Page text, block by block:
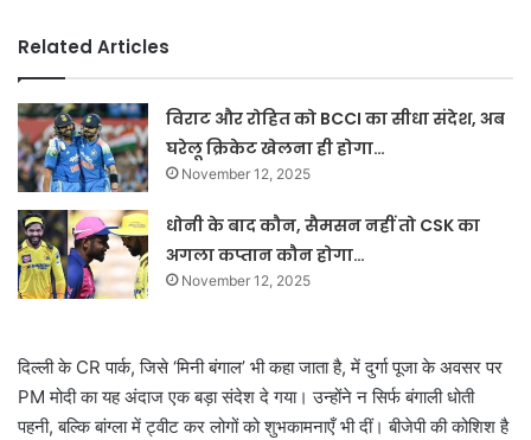
Related Articles
विराट और रोहित को BCCI का सीधा संदेश, अब
घरेलू क्रिकेट खेलना ही होगा…
November 12, 2025
धोनी के बाद कौन, सैमसन नहीं तो CSK का
अगला कप्तान कौन होगा…
November 12, 2025
दिल्ली के CR पार्क, जिसे ‘मिनी बंगाल’ भी कहा जाता है, में दुर्गा पूजा के अवसर पर
PM मोदी का यह अंदाज एक बड़ा संदेश दे गया। उन्होंने न सिर्फ बंगाली धोती
पहनी, बल्कि बांग्ला में ट्वीट कर लोगों को शुभकामनाएँ भी दीं। बीजेपी की कोशिश है